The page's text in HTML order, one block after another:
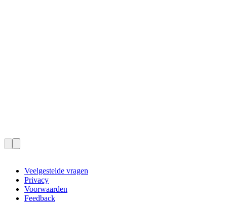
Veelgestelde vragen
Privacy
Voorwaarden
Feedback